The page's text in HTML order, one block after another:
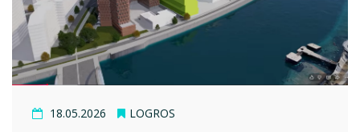
18.05.2026 LOGROS